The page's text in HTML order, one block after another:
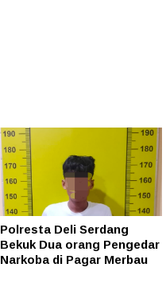
Polresta Deli Serdang
Bekuk Dua orang Pengedar
Narkoba di Pagar Merbau